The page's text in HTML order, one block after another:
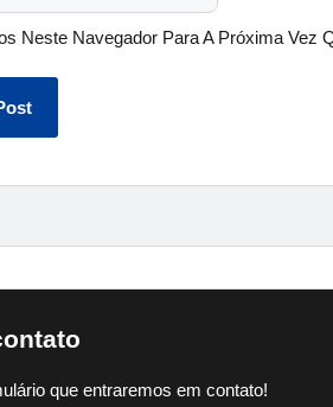
Neste Navegador Para A Próxima Vez
que entraremos em contato!